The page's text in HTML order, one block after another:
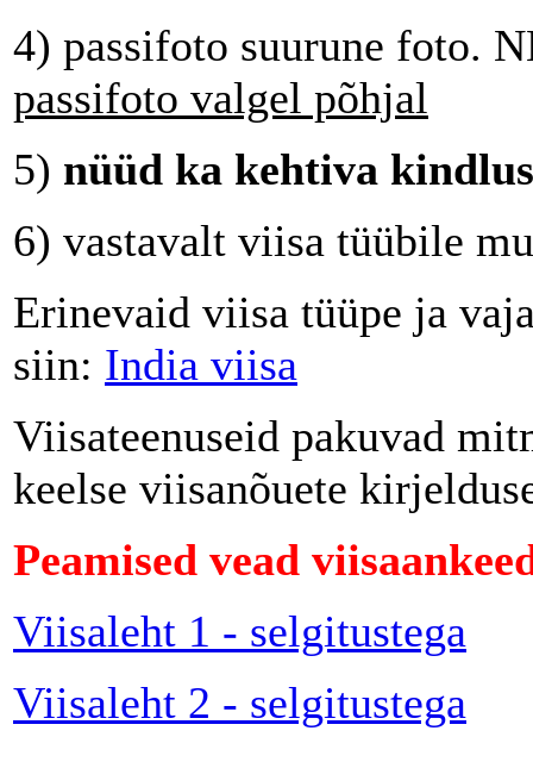
4) passifoto suurune foto.
passifoto valgel põhjal
5) nüüd ka kehtiva
6) vastavalt viisa tüübile
Erinevaid viisa tüüpe ja
siin: India viisa
Viisateenuseid pakuvad
keelse viisanõuete
Peamised vead
Viisaleht 1 - selgitustega
Viisaleht 2 - selgitustega